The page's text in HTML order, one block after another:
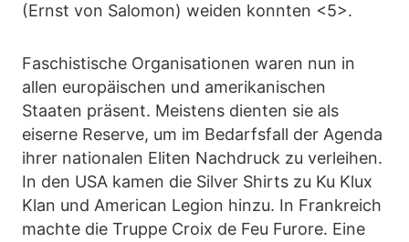
(Ernst von Salomon) weiden konnten <5>.
Faschistische Organisationen waren nun in
allen europäischen und amerikanischen
Staaten präsent. Meistens dienten sie als
eiserne Reserve, um im Bedarfsfall der Agenda
ihrer nationalen Eliten Nachdruck zu verleihen.
In den USA kamen die Silver Shirts zu Ku Klux
Klan und American Legion hinzu. In Frankreich
machte die Truppe Croix de Feu Furore. Eine